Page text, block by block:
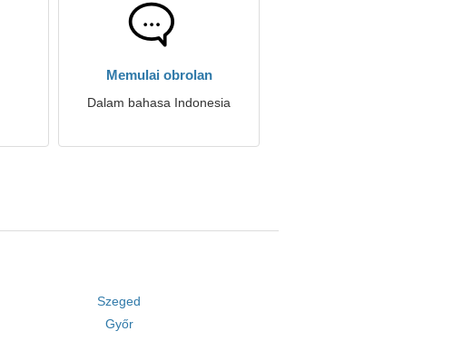
Memulai obrolan
Dalam bahasa Indonesia
Szeged
Győr